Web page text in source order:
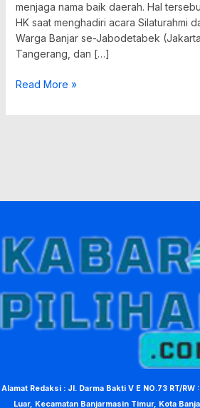
menjaga nama baik daerah. Hal
HK saat menghadiri acara Silaturahmi
Warga Banjar se-Jabodetabek
Tangerang, dan […]
Read More »
Alamat Redaksi : Jl. Darma Bakti V E NO.73 RT/
Luar, Kecamatan Banjarmasin Timur, Kota